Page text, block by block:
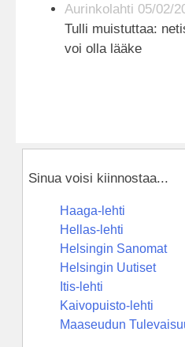
Aurinkolahti 05/02/
Tulli muistuttaa:
voi olla lääke
Sinua voisi kiinnostaa...
Haaga-lehti
Hellas-lehti
Helsingin Sanomat
Helsingin Uutiset
Itis-lehti
Kaivopuisto-lehti
Maaseudun